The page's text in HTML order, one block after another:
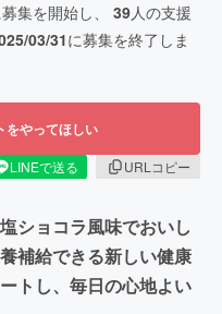
集を開始し、 39人の支援
03/31に募集を終了しま
をやってほしい
LINEで送る
URLコピー
ショコラ風味でおいし
補給できる新しい健康
トし、毎日の心地よい